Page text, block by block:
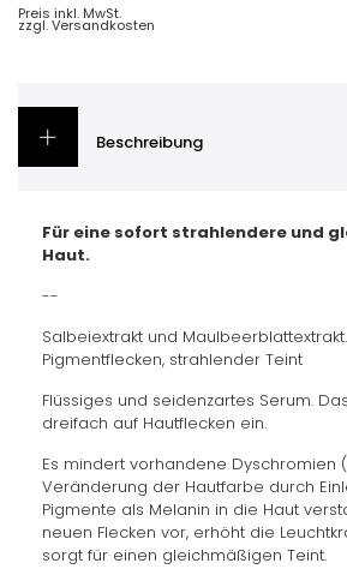
Preis inkl. MwSt.
zzgl. Versandkosten
Beschreibung
Für eine sofort strahlendere und
Haut.
--
Salbeiextrakt und
Pigmentflecken, strahlender Teint
Flüssiges und seidenzartes Serum.
dreifach auf Hautflecken ein.
Es mindert vorhandene Dyschromien
Veränderung der Hautfarbe durch
Pigmente als Melanin in die Haut
neuen Flecken vor, erhöht die
sorgt für einen gleichmäßigen Teint.